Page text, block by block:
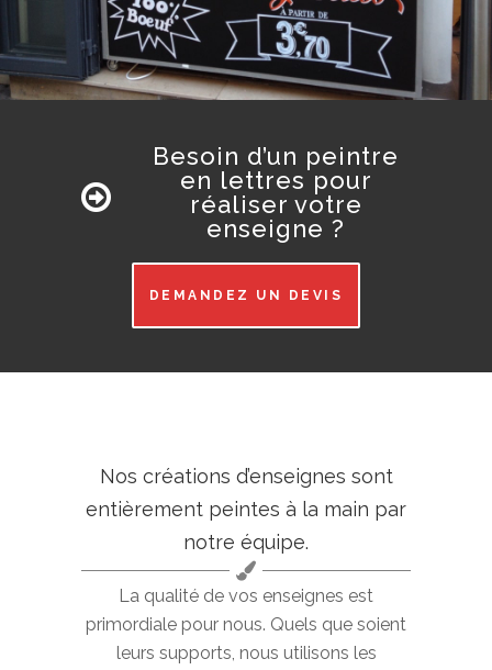
Besoin d’un peintre
en lettres pour
réaliser votre
enseigne ?
DEMANDEZ UN DEVIS
Nos créations d’enseignes sont
entièrement peintes à la main par
notre équipe.
La qualité de vos enseignes est
primordiale pour nous. Quels que soient
leurs supports, nous utilisons les